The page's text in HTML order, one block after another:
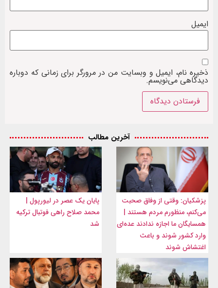
ایمیل
ذخیره نام، ایمیل و وبسایت من در مرورگر برای زمانی که دوباره
دیدگاهی می‌نویسم.
آخرین مطالب
پزشکیان: وقتی از وفاق صحبت
می‌کنم، منظورم مردم هستند |
همسایگان ما اجازه ندادند عده‌ای
وارد کشور شوند و باعث
اغتشاش شوند
پایان یک عصر در لیورپول |
محمد صلاح راهی فوتبال ترکیه
شد